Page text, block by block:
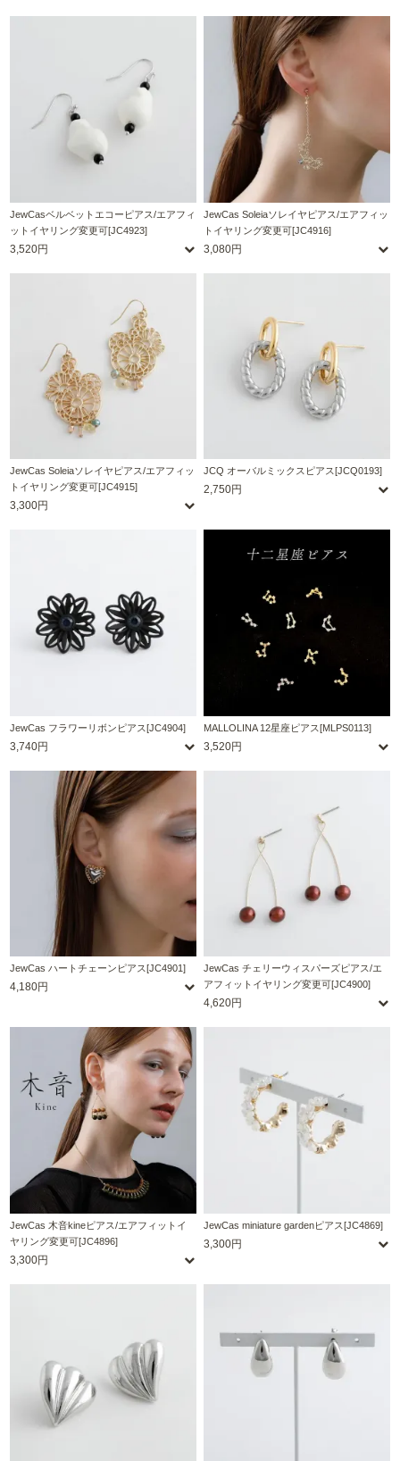
JewCasベルベットエコーピアス/エアフィ
ットイヤリング変更可[JC4923]
3,520円
JewCas Soleiaソレイヤピアス/エアフィッ
トイヤリング変更可[JC4916]
3,080円
JewCas Soleiaソレイヤピアス/エアフィッ
トイヤリング変更可[JC4915]
3,300円
JCQ オーバルミックスピアス[JCQ0193]
2,750円
JewCas フラワーリボンピアス[JC4904]
3,740円
MALLOLINA 12星座ピアス[MLPS0113]
3,520円
JewCas ハートチェーンピアス[JC4901]
4,180円
JewCas チェリーウィスパーズピアス/エ
アフィットイヤリング変更可[JC4900]
4,620円
JewCas 木音kineピアス/エアフィットイ
ヤリング変更可[JC4896]
3,300円
JewCas miniature gardenピアス[JC4869]
3,300円